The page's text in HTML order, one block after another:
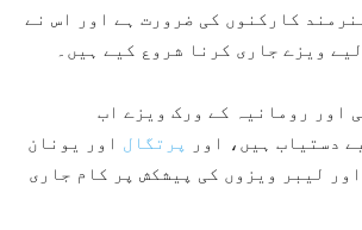
ہنرمند کارکنوں کی ضرورت ہے اور اس نے
ویزے جاری کرنا شروع کیے ہیں۔
اور رومانیہ کے ورک ویزے اب
دستیاب ہیں، اور
پرتگال اور یونان
لیبر ویزوں کی پیشکش پر کام جاری